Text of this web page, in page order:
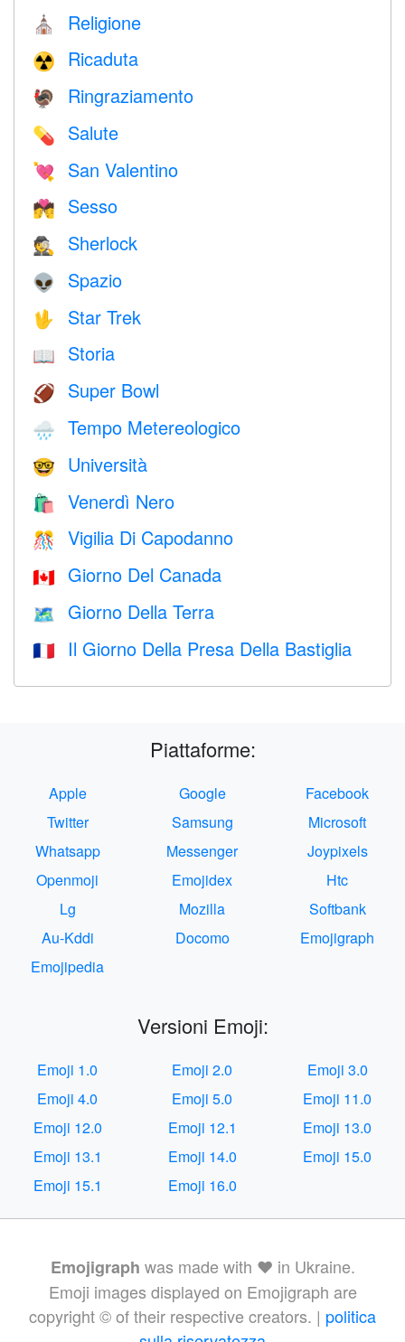
⛪️ Religione
☢️ Ricaduta
🦃 Ringraziamento
💊 Salute
💘 San Valentino
💏 Sesso
🕵️ Sherlock
👽 Spazio
🖖 Star Trek
📖 Storia
🏈 Super Bowl
🌧 Tempo Metereologico
🤓 Università
🛍 Venerdì Nero
🎊 Vigilia Di Capodanno
🇨🇦 Giorno Del Canada
🗺️ Giorno Della Terra
🇫🇷 Il Giorno Della Presa Della Bastiglia
Piattaforme:
Apple Google
Facebook
Twitter
Samsung
Microsoft
Whatsapp
Messenger
Joypixels
Openmoji
Emojidex
Htc
Lg
Mozilla
Softbank
Au-Kddi
Docomo
Emojigraph
Emojipedia
Versioni Emoji:
Emoji 1.0 Emoji 2.0
Emoji 3.0
Emoji 4.0
Emoji 5.0
Emoji 11.0
Emoji 12.0
Emoji 12.1
Emoji 13.0
Emoji 13.1
Emoji 14.0
Emoji 15.0
Emoji 15.1
Emoji 16.0
Emojigraph was made with ❤️ in Ukraine.
Emoji images displayed on Emojigraph are
copyright © of their respective creators. | politica